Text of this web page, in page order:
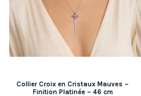
Collier Croix en Cristaux Mauves –
Finition Platinée – 46 cm